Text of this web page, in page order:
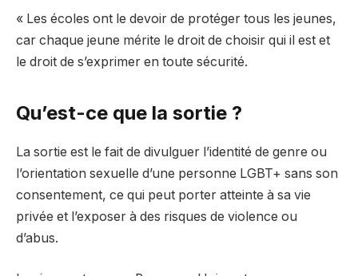
« Les écoles ont le devoir de protéger tous les jeunes,
car chaque jeune mérite le droit de choisir qui il est et
le droit de s’exprimer en toute sécurité.
Qu’est-ce que la sortie ?
La sortie est le fait de divulguer l’identité de genre ou
l’orientation sexuelle d’une personne LGBT+ sans son
consentement, ce qui peut porter atteinte à sa vie
privée et l’exposer à des risques de violence ou
d’abus.